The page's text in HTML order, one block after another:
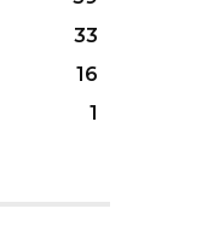
33
16
1